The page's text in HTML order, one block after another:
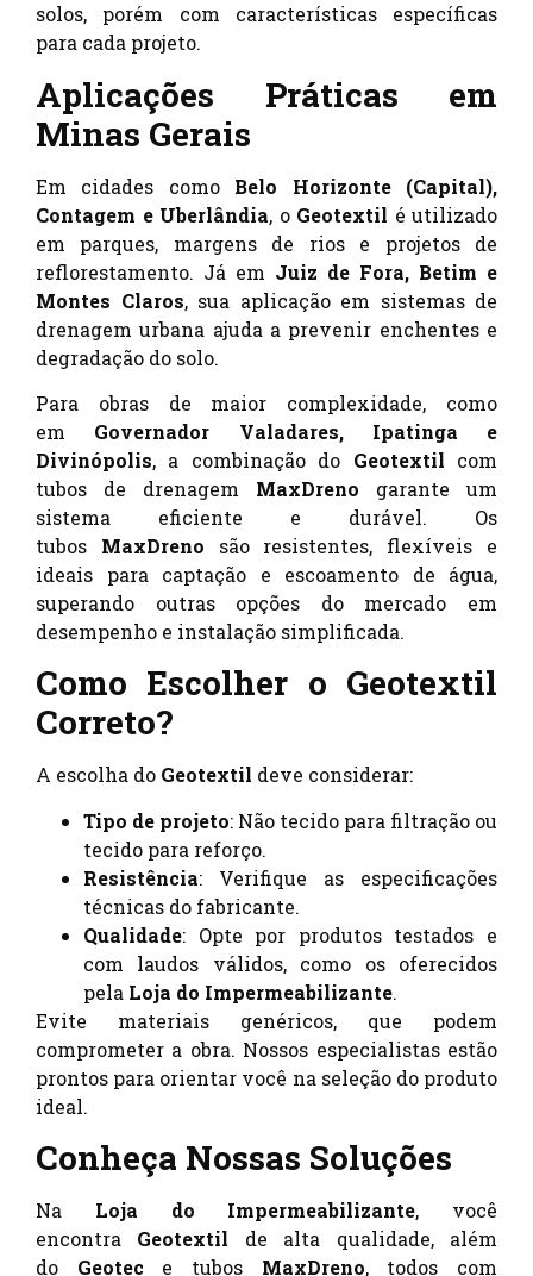
solos, porém com características específicas
para cada projeto.
Aplicações Práticas em
Minas Gerais
Em cidades como Belo Horizonte (Capital),
Contagem e Uberlândia, o Geotextil é utilizado
em parques, margens de rios e projetos de
reflorestamento. Já em Juiz de Fora, Betim e
Montes Claros, sua aplicação em sistemas de
drenagem urbana ajuda a prevenir enchentes e
degradação do solo.
Para obras de maior complexidade, como
em Governador Valadares, Ipatinga e
Divinópolis, a combinação do Geotextil com
tubos de drenagem MaxDreno garante um
sistema eficiente e durável. Os
tubos MaxDreno são resistentes, flexíveis e
ideais para captação e escoamento de água,
superando outras opções do mercado em
desempenho e instalação simplificada.
Como Escolher o Geotextil
Correto?
A escolha do Geotextil deve considerar:
Tipo de projeto: Não tecido para filtração ou
tecido para reforço.
Resistência: Verifique as especificações
técnicas do fabricante.
Qualidade: Opte por produtos testados e
com laudos válidos, como os oferecidos
pela Loja do Impermeabilizante.
Evite materiais genéricos, que podem
comprometer a obra. Nossos especialistas estão
prontos para orientar você na seleção do produto
ideal.
Conheça Nossas Soluções
Na Loja do Impermeabilizante, você
encontra Geotextil de alta qualidade, além
do Geotec e tubos MaxDreno, todos com